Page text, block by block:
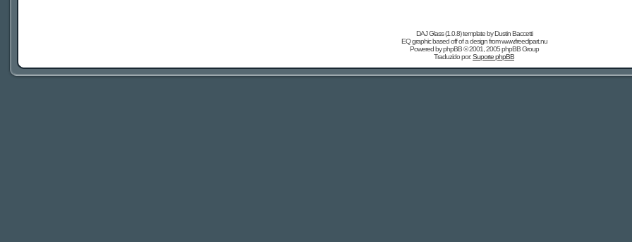
DAJ Glass (1.0.8) template byDustin Baccetti
EQ graphic based off of a design fromwww.freeclipart.nu
Powered byphpBB© 2001, 2005 phpBB Group
Traduzido por:Suporte phpBB